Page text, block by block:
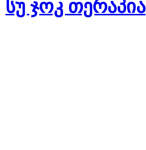
სუ ჯოკ თერაპია